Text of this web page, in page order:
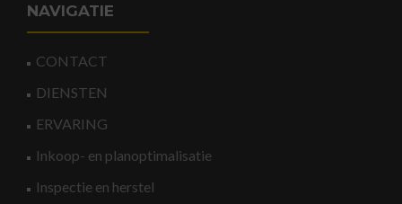
NAVIGATIE
CONTACT
DIENSTEN
ERVARING
Inkoop- en planoptimalisatie
Inspectie en herstel